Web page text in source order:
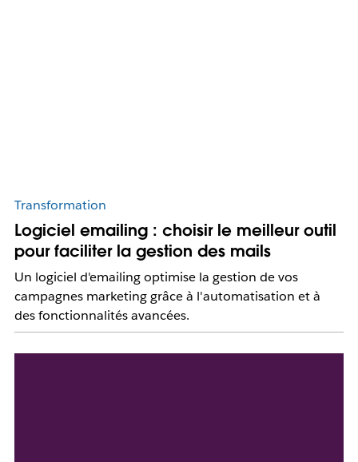
Transformation
Logiciel emailing : choisir le meilleur outil
pour faciliter la gestion des mails
Un logiciel d'emailing optimise la gestion de vos
campagnes marketing grâce à l'automatisation et à
des fonctionnalités avancées.